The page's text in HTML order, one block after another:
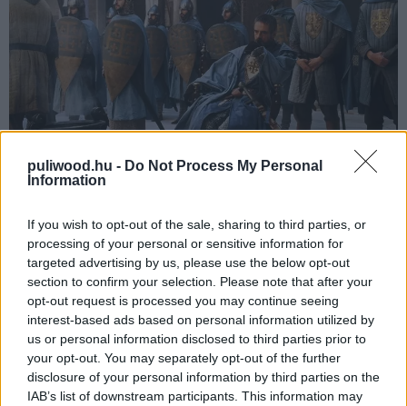
puliwood.hu - Do Not Process My Personal
Information
If you wish to opt-out of the sale, sharing to third parties, or
processing of your personal or sensitive information for
targeted advertising by us, please use the below opt-out
section to confirm your selection. Please note that after your
opt-out request is processed you may continue seeing
interest-based ads based on personal information utilized by
us or personal information disclosed to third parties prior to
your opt-out. You may separately opt-out of the further
disclosure of your personal information by third parties on the
IAB’s list of downstream participants. This information may
Watchmen (2019)
A Watchment a képregényműfaj egyik definitív művének
tartják, amely minden klisét újragondolt a műfajjal
kapcsolatban. Alan Moore alkotásának több
feldolgozása is készült, a 2009-ben nyilvánosságra
került film ma már kultmű, de az HBO sorozata is élénk
párbeszédet váltott ki. Sokan mesterinek, mások viszont